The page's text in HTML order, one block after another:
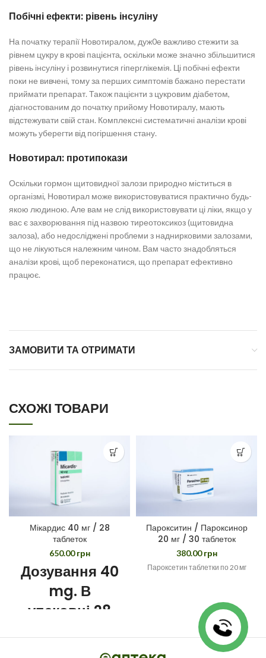
Побічні ефекти: рівень інсуліну
На початку терапії Новотиралом, дуж0е важливо стежити за
рівнем цукру в крові пацієнта, оскільки може значно збільшитися
рівень інсуліну і розвинутися гіперглікемія. Ці побічні ефекти
поки не вивчені, тому за перших симптомів бажано перестати
приймати препарат. Також пацієнти з цукровим діабетом,
діагностованим до початку прийому Новотиралу, мають
відстежувати свій стан. Комплексні систематичні аналізи крові
можуть уберегти від погіршення стану.
Новотирал: протипокази
Оскільки гормон щитовидної залози природно міститься в
організмі, Новотирал може використовуватися практично будь-
якою людиною. Але вам не слід використовувати ці ліки, якщо у
вас є захворювання під назвою тиреотоксикоз (щитовидна
залоза), або недосліджені проблеми з наднирковими залозами,
що не лікуються належним чином. Вам часто знадобляться
аналізи крові, щоб переконатися, що препарат ефективно
працює.
ЗАМОВИТИ ТА ОТРИМАТИ
СХОЖІ ТОВАРИ
Мікардис 40 мг / 28
таблеток
650.00грн
Дозування 40
mg. В
упаковці 28
Boehringer
Парокситин / Пароксинор
20 мг / 30 таблеток
380.00грн
Пароксетин таблетки по 20 мг